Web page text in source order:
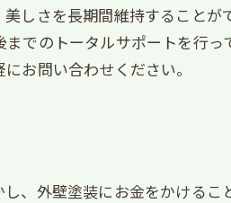
しさを長期間維持すること
でのトータルサポートを行
お問い合わせください。
、外壁塗装にお金をかける